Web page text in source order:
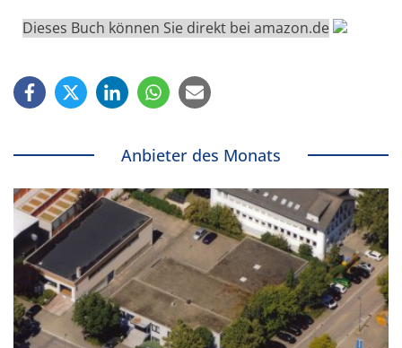
Dieses Buch können Sie direkt bei amazon.de
Anbieter des Monats